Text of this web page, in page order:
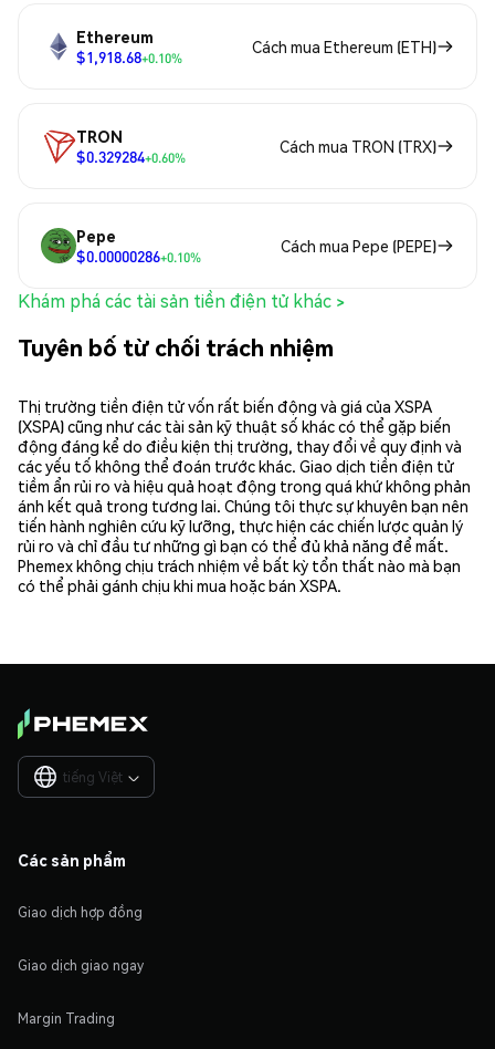
Ethereum
$1,918.68+0.10%
Cách mua Ethereum (ETH)
TRON
$0.329284+0.60%
Cách mua TRON (TRX)
Pepe
$0.00000286+0.10%
Cách mua Pepe (PEPE)
Khám phá các tài sản tiền điện tử khác >
Tuyên bố từ chối trách nhiệm
Thị trường tiền điện tử vốn rất biến động và giá của XSPA
(XSPA) cũng như các tài sản kỹ thuật số khác có thể gặp biến
động đáng kể do điều kiện thị trường, thay đổi về quy định và
các yếu tố không thể đoán trước khác. Giao dịch tiền điện tử
tiềm ẩn rủi ro và hiệu quả hoạt động trong quá khứ không phản
ánh kết quả trong tương lai. Chúng tôi thực sự khuyên bạn nên
tiến hành nghiên cứu kỹ lưỡng, thực hiện các chiến lược quản lý
rủi ro và chỉ đầu tư những gì bạn có thể đủ khả năng để mất.
Phemex không chịu trách nhiệm về bất kỳ tổn thất nào mà bạn
có thể phải gánh chịu khi mua hoặc bán XSPA.
tiếng Việt 
Các sản phẩm
Giao dịch hợp đồng
Giao dịch giao ngay
Margin Trading